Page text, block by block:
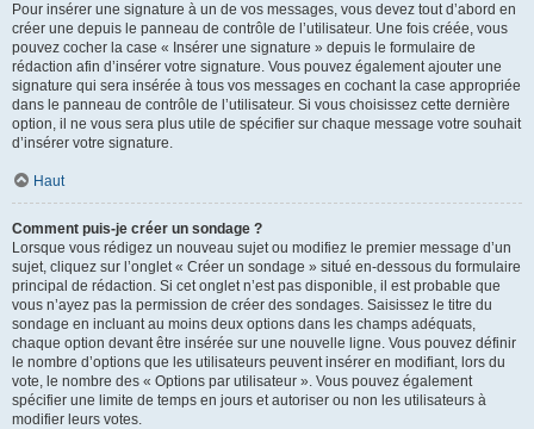
Pour insérer une signature à un de vos messages, vous devez tout d’abord en
créer une depuis le panneau de contrôle de l’utilisateur. Une fois créée, vous
pouvez cocher la case « Insérer une signature » depuis le formulaire de
rédaction afin d’insérer votre signature. Vous pouvez également ajouter une
signature qui sera insérée à tous vos messages en cochant la case appropriée
dans le panneau de contrôle de l’utilisateur. Si vous choisissez cette dernière
option, il ne vous sera plus utile de spécifier sur chaque message votre souhait
d’insérer votre signature.
Haut
Comment puis-je créer un sondage ?
Lorsque vous rédigez un nouveau sujet ou modifiez le premier message d’un
sujet, cliquez sur l’onglet « Créer un sondage » situé en-dessous du formulaire
principal de rédaction. Si cet onglet n’est pas disponible, il est probable que
vous n’ayez pas la permission de créer des sondages. Saisissez le titre du
sondage en incluant au moins deux options dans les champs adéquats,
chaque option devant être insérée sur une nouvelle ligne. Vous pouvez définir
le nombre d’options que les utilisateurs peuvent insérer en modifiant, lors du
vote, le nombre des « Options par utilisateur ». Vous pouvez également
spécifier une limite de temps en jours et autoriser ou non les utilisateurs à
modifier leurs votes.